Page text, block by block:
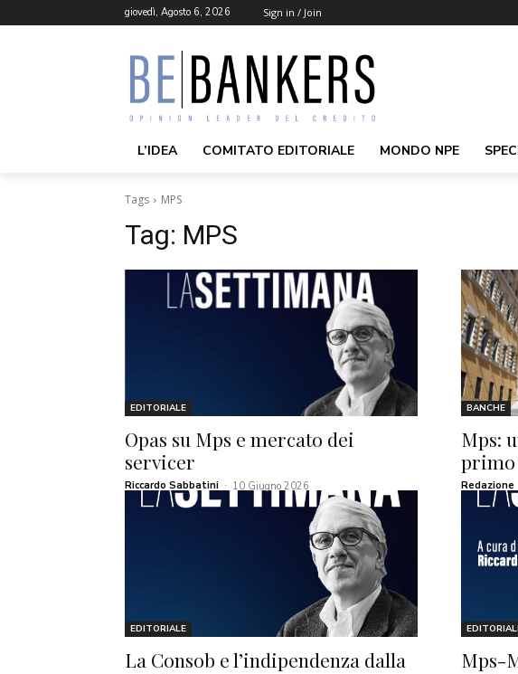
giovedì, Agosto 6, 2026 Sign in / Join
L’IDEA COMITATO EDITORIALE MONDO NPE
Tags MPS
Tag: MPS
EDITORIALE
Opas su Mps e mercato dei
servicer
Riccardo Sabbatini - 10 Giugno 2026
BANCHE
Mps:
primo
Redazione
EDITORIALE
La Consob e l’indipendenza dalla
Mps-